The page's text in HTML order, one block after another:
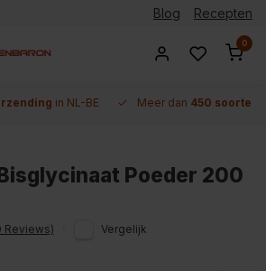
Blog Recepten
0
in NL-BE Meer dan 450 soorten
Poeder 200
Reviews) Vergelijk